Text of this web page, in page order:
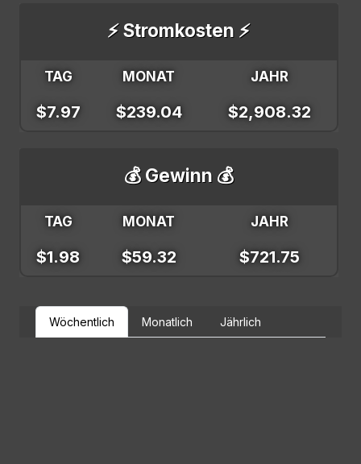
⚡ Stromkosten ⚡
TAG MONAT JAHR
$7.97 $239.04 $2,908.32
💰 Gewinn 💰
TAG MONAT JAHR
$1.98 $59.32 $721.75
Wöchentlich Monatlich Jährlich